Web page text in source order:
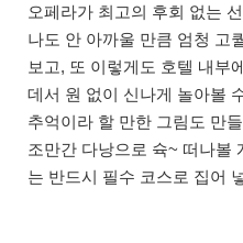
오페라가 최고의 후회 없는
나도 안 아까울 만큼 엄청 고
보고, 또 이렇게도 호텔 내부
데서 원 없이 신나게 놀아볼
추억이라 할 만한 그림도 만
조만간 다낭으로 슉~ 떠나볼
는 반드시 필수 코스로 집어